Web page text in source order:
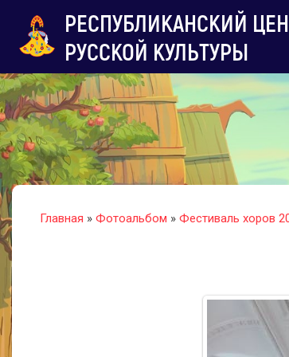
РЕСПУБЛИКАНСКИЙ
РУССКОЙ КУЛЬТУРЫ
Главная » Фотоальбом » Фестиваль хоров